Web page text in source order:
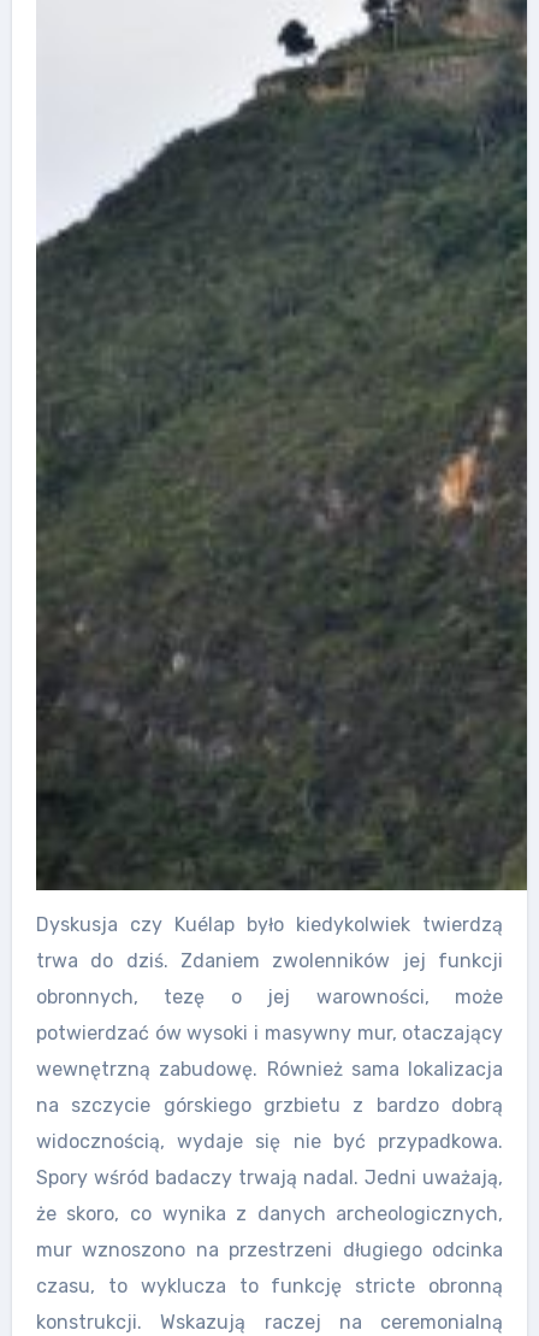
Dyskusja czy Kuélap było kiedykolwiek twierdzą
trwa do dziś. Zdaniem zwolenników jej funkcji
obronnych, tezę o jej warowności, może
potwierdzać ów wysoki i masywny mur, otaczający
wewnętrzną zabudowę. Również sama lokalizacja
na szczycie górskiego grzbietu z bardzo dobrą
widocznością, wydaje się nie być przypadkowa.
Spory wśród badaczy trwają nadal. Jedni uważają,
że skoro, co wynika z danych archeologicznych,
mur wznoszono na przestrzeni długiego odcinka
czasu, to wyklucza to funkcję stricte obronną
konstrukcji. Wskazują raczej na ceremonialną